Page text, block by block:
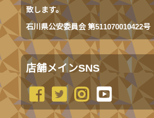
致します。
石川県公安委員会 第511070010422号
店舗メインSNS